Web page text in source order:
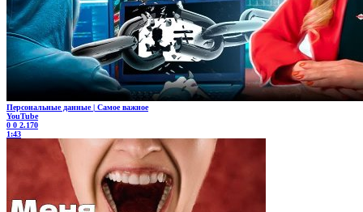
Персональные данные | Самое важное
YouTube
0 0 2.170
1:43